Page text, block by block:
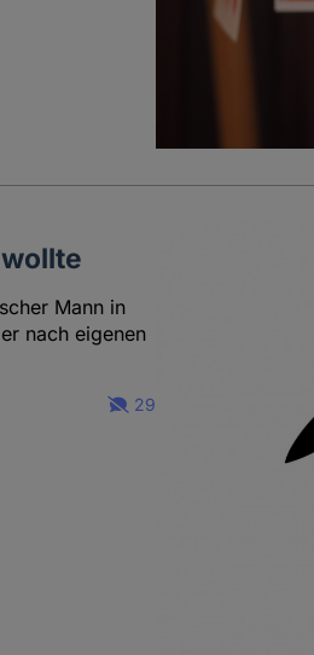
Mann in
nach eigenen
29